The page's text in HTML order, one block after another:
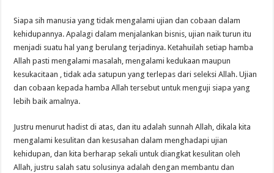
Siapa sih manusia yang tidak mengalami ujian dan cobaan dalam
kehidupannya. Apalagi dalam menjalankan bisnis, ujian naik turun itu
menjadi suatu hal yang berulang terjadinya. Ketahuilah setiap hamba
Allah pasti mengalami masalah, mengalami kedukaan maupun
kesukacitaan , tidak ada satupun yang terlepas dari seleksi Allah. Ujian
dan cobaan kepada hamba Allah tersebut untuk menguji siapa yang
lebih baik amalnya.
Justru menurut hadist di atas, dan itu adalah sunnah Allah, dikala kita
mengalami kesulitan dan kesusahan dalam menghadapi ujian
kehidupan, dan kita berharap sekali untuk diangkat kesulitan oleh
Allah, justru salah satu solusinya adalah dengan membantu dan